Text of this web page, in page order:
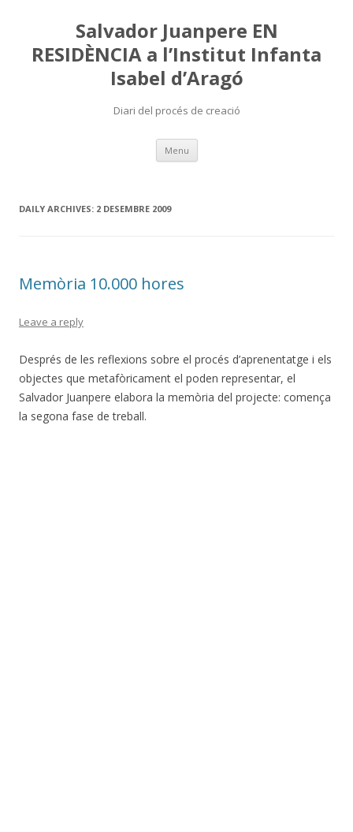
Salvador Juanpere EN
RESIDÈNCIA a l’Institut Infanta
Isabel d’Aragó
Diari del procés de creació
Menu Skip
content
DAILY ARCHIVES: 2 DESEMBRE 2009
Memòria 10.000 hores
Leave a reply
Després de les reflexions sobre el procés d’aprenentatge i els
objectes que metafòricament el poden representar, el
Salvador Juanpere elabora la memòria del projecte: comença
la segona fase de treball.